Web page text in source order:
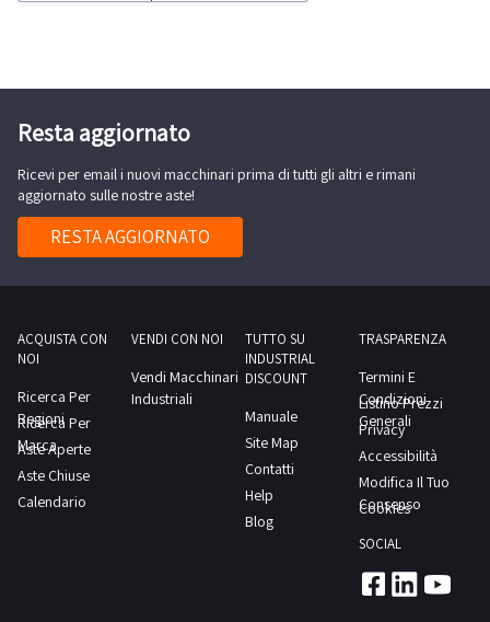
Saturno
Full,
anno
2020
Resta aggiornato
Ricevi per email i nuovi macchinari prima di tutti gli altri e rimani
aggiornato sulle nostre aste!
RESTA AGGIORNATO
ACQUISTA CON
NOI
Ricerca Per
Regioni
Ricerca Per
Marca
Aste Aperte
Aste Chiuse
Calendario
VENDI CON NOI
Vendi Macchinari
Industriali
TUTTO SU
INDUSTRIAL
DISCOUNT
Manuale
Site Map
Contatti
Help
Blog
TRASPARENZA
Termini E
Condizioni
Generali
Listino Prezzi
Privacy
Accessibilità
Modifica Il Tuo
Consenso
Cookies
SOCIAL